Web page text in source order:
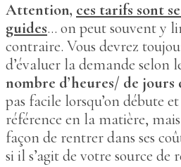
Attention, ces tarifs sont
guides… on peut souvent y
contraire. Vous devrez
d’évaluer la demande selon
nombre d’heures/ de
pas facile lorsqu’on débute
référence en la matière,
façon de rentrer dans ses
si il s’agit de votre source de